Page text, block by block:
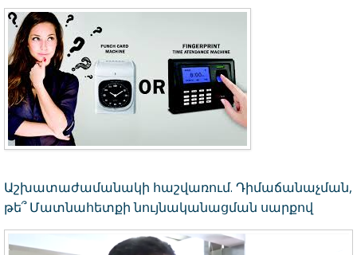
Աշխատաժամանակի հաշվառում. Դիմաճանաչման,
թե՞ Մատնահետքի նույնականացման սարքով